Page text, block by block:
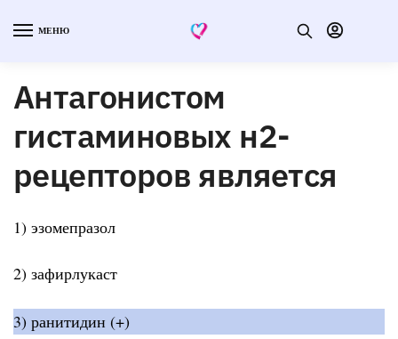
МЕНЮ
Антагонистом
гистаминовых н2-
рецепторов является
1) эзомепразол
2) зафирлукаст
3) ранитидин (+)